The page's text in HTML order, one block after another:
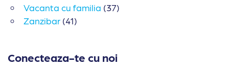
Vacanta cu familia (37)
Zanzibar (41)
Conecteaza-te cu noi